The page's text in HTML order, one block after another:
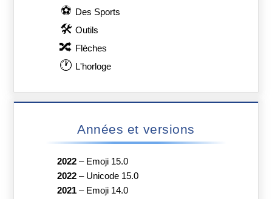
⚽ Des Sports
🛠 Outils
🔀 Flèches
🕐 L'horloge
Années et versions
2022– Emoji 15.0
2022– Unicode 15.0
2021– Emoji 14.0